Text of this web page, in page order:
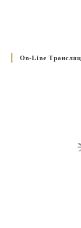
On-Line